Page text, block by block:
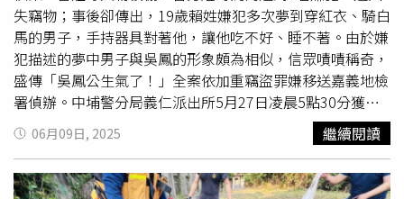
你很想大聲吶喊，但卻無處宣洩。」MV主軸以三段貼近生
活的寫實故事串聯而成，職場中面對階級壓迫的委屈、人際
關係裡的科技冷漠、以及原生家庭無法逃避的沉默傷痕，層
層堆疊出情緒爆發的臨界點，強化歌曲內心吶喊的共鳴力。
失竊物；事後卻傳出，19歲賴姓嫌犯多次夢到穿紅衣、騎白
馬的男子，手持器具對著他，讓他吃不好、睡不著。由於嫌
犯描述的夢中男子與吳鳳的形象頗為相似，信眾嘖嘖稱奇，
盛傳「吳鳳公生氣了！」全案依加重竊盜罪嫌移送嘉義地檢
署偵辦。中埔警分局義仁派出所5月27日凌晨5點30分獲報
指吳鳳廟財物遭竊，經清查發現廟內百年供桌、香爐及燭台
等古物遭竊。由於2張供桌長度各逾200公分和120公分，尺
寸大又重，警方懷疑竊賊不只1人，加上吳鳳廟在地方有舉
足輕重地位，鄉親格外關注案件發展，警方立即組成專案小
06月09日, 2025 繼續閱讀